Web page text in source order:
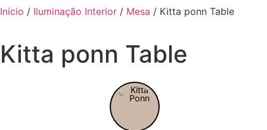
Início / Iluminação Interior / Mesa / Kitta ponn Table
Kitta ponn Table